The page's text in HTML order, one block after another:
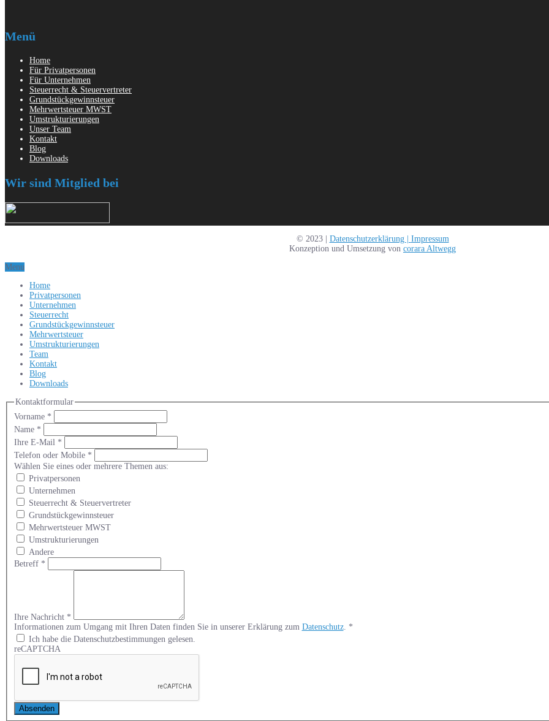
Menü
Home
Für Privatpersonen
Für Unternehmen
Steuerrecht & Steuervertreter
Grundstückgewinnsteuer
Mehrwertsteuer MWST
Umstrukturierungen
Unser Team
Kontakt
Blog
Downloads
Wir sind Mitglied bei
© 2023 | Datenschutzerklärung | Impressum
Konzeption und Umsetzung von corara Altwegg
Menu
Home
Privatpersonen
Unternehmen
Steuerrecht
Grundstückgewinnsteuer
Mehrwertsteuer
Umstrukturierungen
Team
Kontakt
Blog
Downloads
Kontaktformular
Vorname *
Name *
Ihre E-Mail *
Telefon oder Mobile *
Wählen Sie eines oder mehrere Themen aus:
Privatpersonen
Unternehmen
Steuerrecht & Steuervertreter
Grundstückgewinnsteuer
Mehrwertsteuer MWST
Umstrukturierungen
Andere
Betreff *
Ihre Nachricht *
Informationen zum Umgang mit Ihren Daten finden Sie in unserer Erklärung zum Datenschutz. *
Ich habe die Datenschutzbestimmungen gelesen.
reCAPTCHA
Absenden